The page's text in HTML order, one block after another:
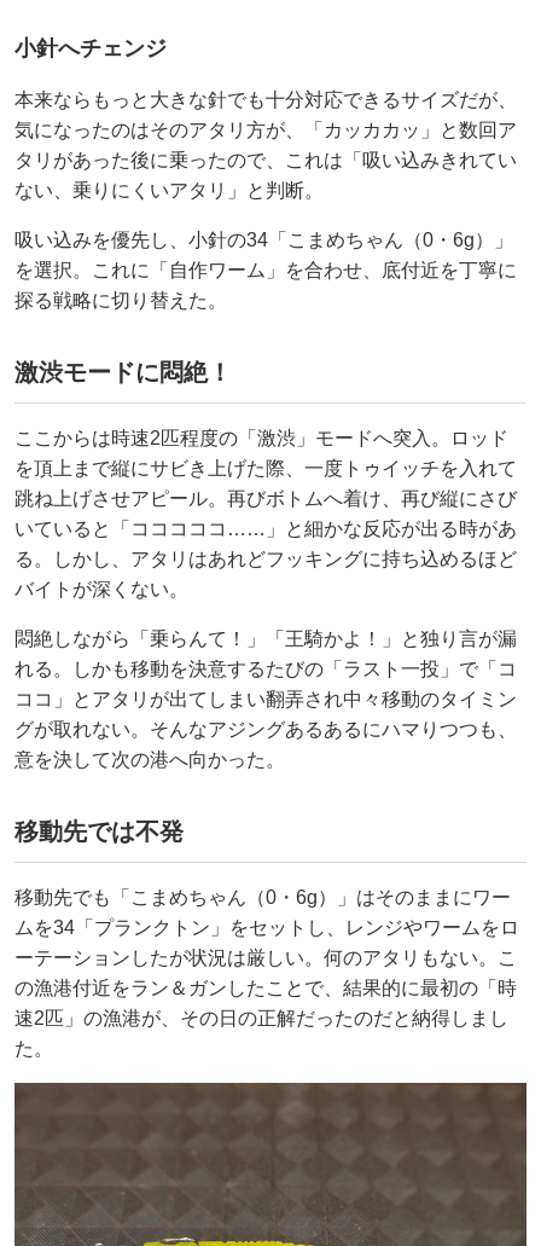
小針へチェンジ
本来ならもっと大きな針でも十分対応できるサイズだが、
気になったのはそのアタリ方が、「カッカカッ」と数回ア
タリがあった後に乗ったので、これは「吸い込みきれてい
ない、乗りにくいアタリ」と判断。
吸い込みを優先し、小針の34「こまめちゃん（0・6g）」
を選択。これに「自作ワーム」を合わせ、底付近を丁寧に
探る戦略に切り替えた。
激渋モードに悶絶！
ここからは時速2匹程度の「激渋」モードへ突入。ロッド
を頂上まで縦にサビき上げた際、一度トゥイッチを入れて
跳ね上げさせアピール。再びボトムへ着け、再び縦にさび
いていると「コココココ……」と細かな反応が出る時があ
る。しかし、アタリはあれどフッキングに持ち込めるほど
バイトが深くない。
悶絶しながら「乗らんて！」「王騎かよ！」と独り言が漏
れる。しかも移動を決意するたびの「ラスト一投」で「コ
ココ」とアタリが出てしまい翻弄され中々移動のタイミン
グが取れない。そんなアジングあるあるにハマりつつも、
意を決して次の港へ向かった。
移動先では不発
移動先でも「こまめちゃん（0・6g）」はそのままにワー
ムを34「プランクトン」をセットし、レンジやワームをロ
ーテーションしたが状況は厳しい。何のアタリもない。こ
の漁港付近をラン＆ガンしたことで、結果的に最初の「時
速2匹」の漁港が、その日の正解だったのだと納得しまし
た。